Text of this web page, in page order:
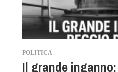
POLITICA
Il grande